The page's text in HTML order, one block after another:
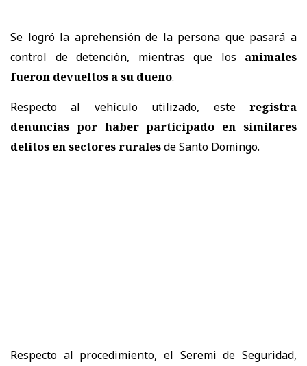
Se logró la aprehensión de la persona que pasará a
control de detención, mientras que los animales
fueron devueltos a su dueño.
Respecto al vehículo utilizado, este registra
denuncias por haber participado en similares
delitos en sectores ruralesde Santo Domingo.
Respecto al procedimiento, el Seremi de Seguridad,